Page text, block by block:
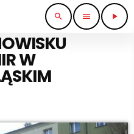
search menu play_arrow
W